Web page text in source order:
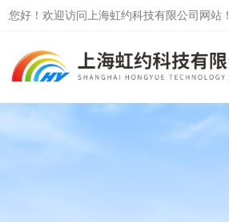
您好！欢迎访问上海虹约科技有限公司网站！